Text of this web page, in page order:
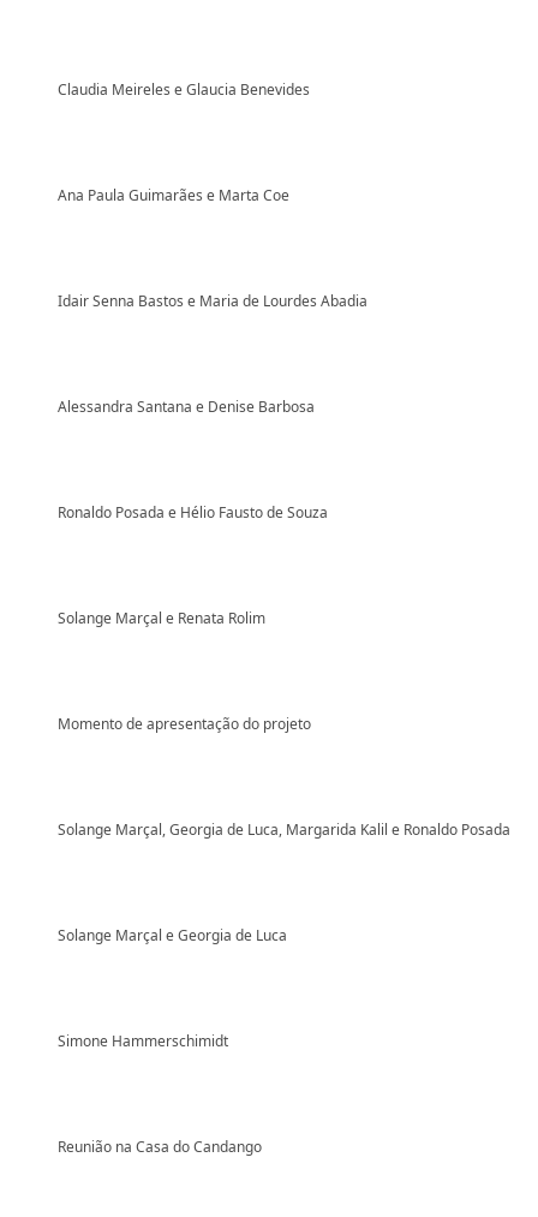
Claudia Meireles e Glaucia Benevides
Ana Paula Guimarães e Marta Coe
Idair Senna Bastos e Maria de Lourdes Abadia
Alessandra Santana e Denise Barbosa
Ronaldo Posada e Hélio Fausto de Souza
Solange Marçal e Renata Rolim
Momento de apresentação do projeto
Solange Marçal, Georgia de Luca, Margarida Kalil e Ronaldo Posada
Solange Marçal e Georgia de Luca
Simone Hammerschimidt
Reunião na Casa do Candango